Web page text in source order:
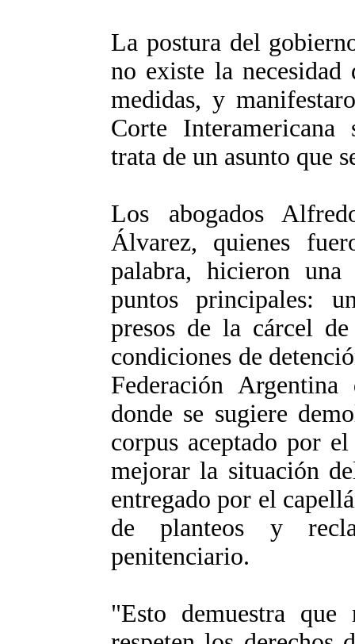
La postura del
no existe la necesidad
medidas, y
Corte
trata de un asunto que
Los abogados
Álvarez, quienes
palabra, hicieron una
puntos principales:
presos de la cárcel
condiciones de
Federación
donde se sugiere
corpus aceptado por
mejorar la situación
entregado por el
de planteos y
penitenciario.
"Esto demuestra